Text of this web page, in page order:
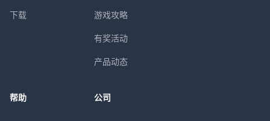
下载 游戏攻略
有奖活动
产品动态
帮助 公司